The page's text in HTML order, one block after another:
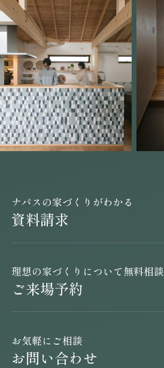
ナパスの家づくりがわかる
資料請求
理想の家づくりについて無料相談
ご来場予約
お気軽にご相談
お問い合わせ